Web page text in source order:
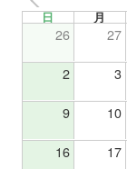
日 月
26 27
2 3
9 10
16 17